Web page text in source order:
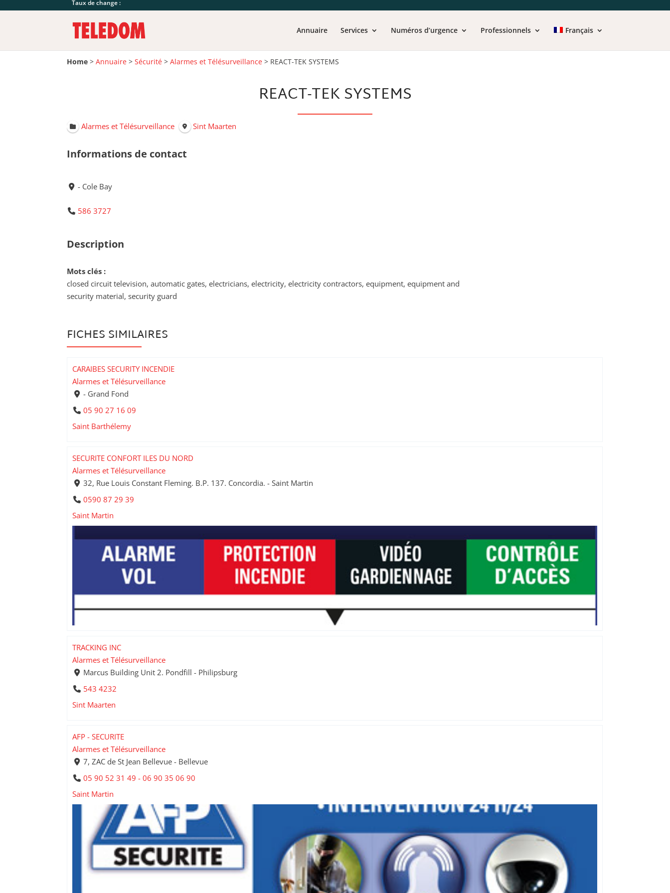
Taux de change :
Annuaire Services Numéros d’urgence Professionnels Français
Home >Annuaire >Sécurité >Alarmes et Télésurveillance > REACT-TEK SYSTEMS
REACT-TEK SYSTEMS
Alarmes et Télésurveillance Sint Maarten
Informations de contact
- Cole Bay
586 3727
Description
Mots clés :
closed circuit television, automatic gates, electricians, electricity, electricity contractors, equipment, equipment and
security material, security guard
FICHES SIMILAIRES
CARAIBES SECURITY INCENDIE
Alarmes et Télésurveillance
- Grand Fond
05 90 27 16 09
Saint Barthélemy
SECURITE CONFORT ILES DU NORD
Alarmes et Télésurveillance
32, Rue Louis Constant Fleming. B.P. 137. Concordia. - Saint Martin
0590 87 29 39
Saint Martin
TRACKING INC
Alarmes et Télésurveillance
Marcus Building Unit 2. Pondfill - Philipsburg
543 4232
Sint Maarten
AFP - SECURITE
Alarmes et Télésurveillance
7, ZAC de St Jean Bellevue - Bellevue
05 90 52 31 49 - 06 90 35 06 90
Saint Martin